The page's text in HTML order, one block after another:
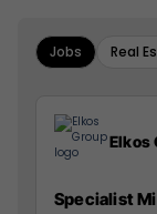
Jobs Real
Elkos
Specialist